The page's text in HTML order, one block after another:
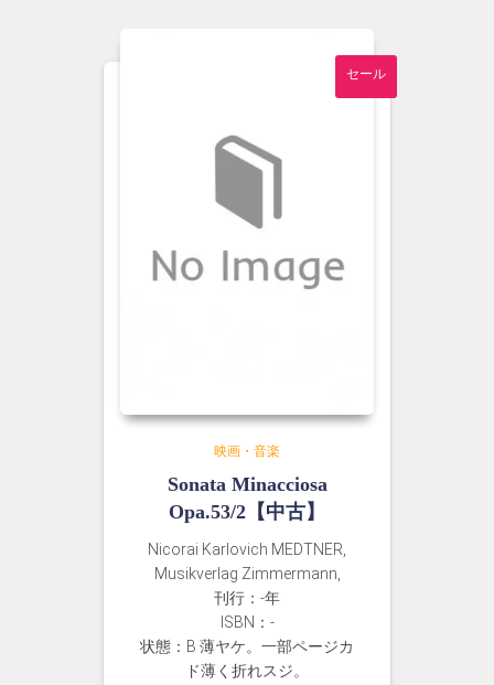
セール
映画・音楽
Sonata Minacciosa
Opa.53/2【中古】
Nicorai Karlovich MEDTNER,
Musikverlag Zimmermann,
刊行：-年
ISBN：-
状態：B 薄ヤケ。一部ページカ
ド薄く折れスジ。